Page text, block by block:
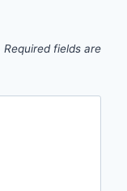
Required fields are